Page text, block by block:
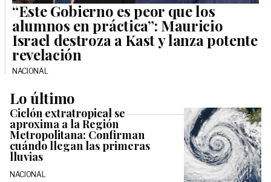
“Este Gobierno es peor que los
alumnos en práctica”: Mauricio
Israel destroza a Kast y lanza potente
revelación
NACIONAL
Lo último
Ciclón extratropical se
aproxima a la Región
Metropolitana: Confirman
cuándo llegan las primeras
lluvias
NACIONAL